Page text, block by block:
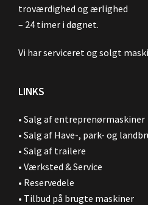
troværdighed og ærlighed
– 24 timer i døgnet.
Vi har serviceret og solgt
LINKS
• Salg af entreprenørmaskiner
• Salg af Have-, park- og
• Salg af trailere
• Værksted & Service
• Reservedele
• Tilbud på brugte maskiner